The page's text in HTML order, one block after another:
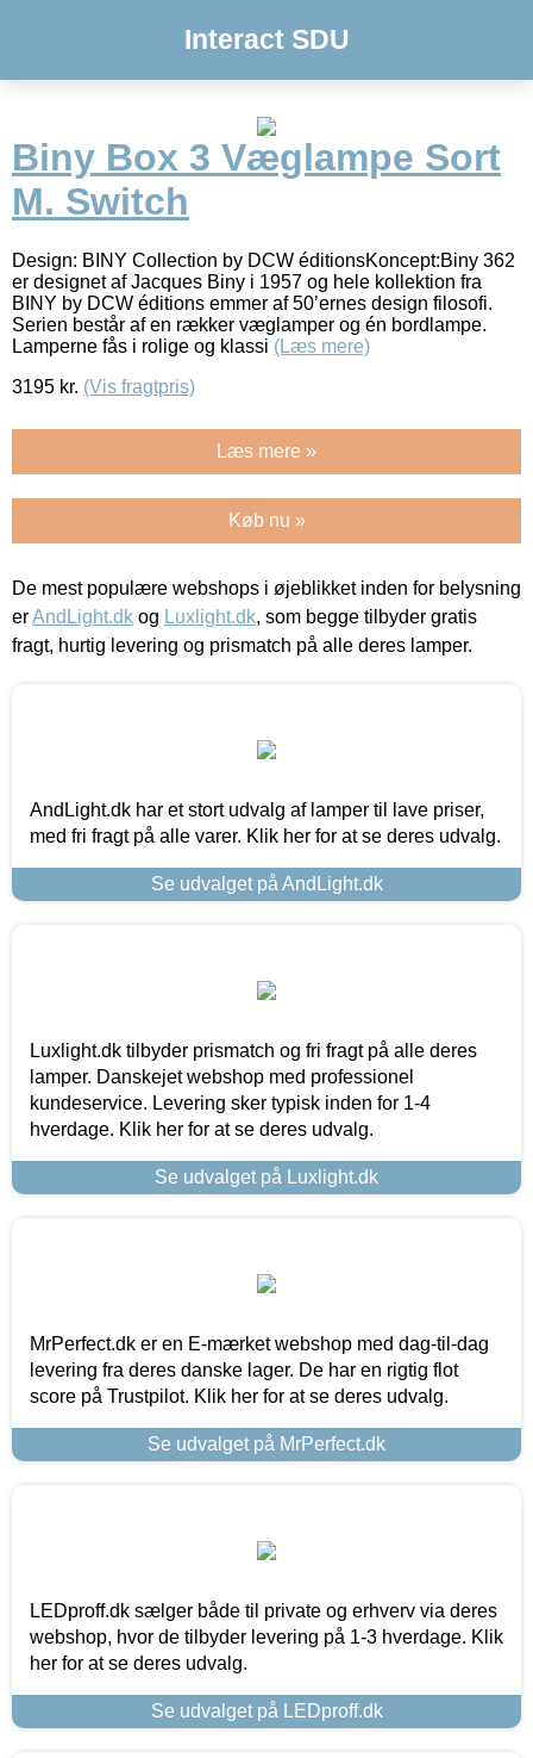
Interact SDU
Biny Box 3 Væglampe Sort
M. Switch
Design: BINY Collection by DCW éditionsKoncept:Biny 362
er designet af Jacques Biny i 1957 og hele kollektion fra
BINY by DCW éditions emmer af 50’ernes design filosofi.
Serien består af en rækker væglamper og én bordlampe.
Lamperne fås i rolige og klassi (Læs mere)
3195 kr. (Vis fragtpris)
Læs mere »
Køb nu »
De mest populære webshops i øjeblikket inden for belysning
erAndLight.dk og Luxlight.dk, som begge tilbyder gratis
fragt, hurtig levering og prismatch på alle deres lamper.
AndLight.dk har et stort udvalg af lamper til lave priser,
med fri fragt på alle varer. Klik her for at se deres udvalg.
Se udvalget på AndLight.dk
Luxlight.dk tilbyder prismatch og fri fragt på alle deres
lamper. Danskejet webshop med professionel
kundeservice. Levering sker typisk inden for 1-4
hverdage. Klik her for at se deres udvalg.
Se udvalget på Luxlight.dk
MrPerfect.dk er en E-mærket webshop med dag-til-dag
levering fra deres danske lager. De har en rigtig flot
score på Trustpilot. Klik her for at se deres udvalg.
Se udvalget på MrPerfect.dk
LEDproff.dk sælger både til private og erhverv via deres
webshop, hvor de tilbyder levering på 1-3 hverdage. Klik
her for at se deres udvalg.
Se udvalget på LEDproff.dk